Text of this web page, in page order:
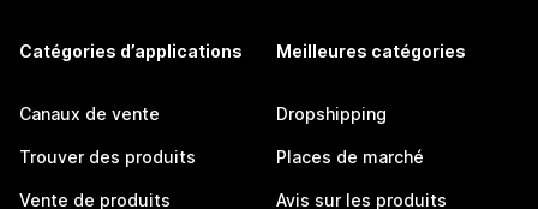
Catégories d’applications
Canaux de vente
Trouver des produits
Vente de produits
Meilleures catégories
Dropshipping
Places de marché
Avis sur les produits